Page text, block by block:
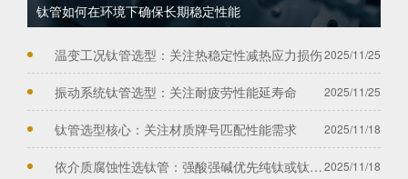
钛管如何在环境下确保长期稳定性能
温变工况钛管选型：关注热稳定性减热应力损伤2025/11/25
振动系统钛管选型：关注耐疲劳性能延寿命 2025/11/25
钛管选型核心：关注材质牌号匹配性能需求 2025/11/18
依介质腐蚀性选钛管：强酸强碱优先纯钛或钛合金2025/11/18